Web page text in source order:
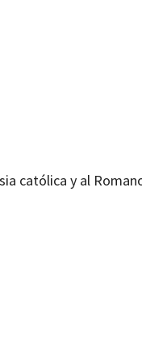
católica y al